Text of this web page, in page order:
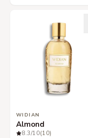
WIDIAN
Almond
8.3/10(10)